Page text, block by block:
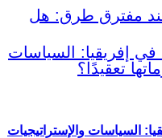
السياسات والإستراتيجيات